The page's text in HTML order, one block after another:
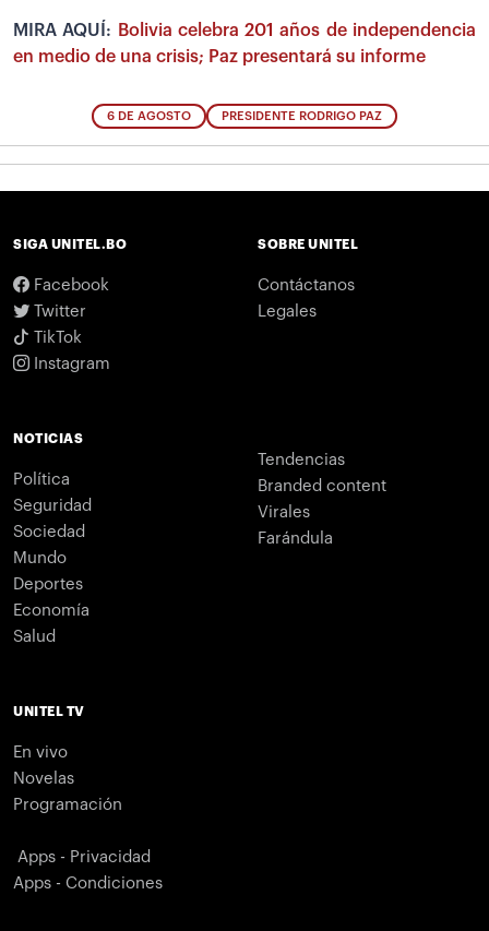
MIRA AQUÍ:
Bolivia celebra 201 años de independencia
en medio de una crisis; Paz presentará su informe
6 DE AGOSTO PRESIDENTE RODRIGO PAZ
SIGA UNITEL.BO
Facebook
Twitter
TikTok
Instagram
SOBRE UNITEL
Contáctanos
Legales
NOTICIAS
Política
Seguridad
Sociedad
Mundo
Deportes
Economía
Salud
Tendencias
Branded content
Virales
Farándula
UNITEL TV
En vivo
Novelas
Programación
Apps - Privacidad
Apps - Condiciones